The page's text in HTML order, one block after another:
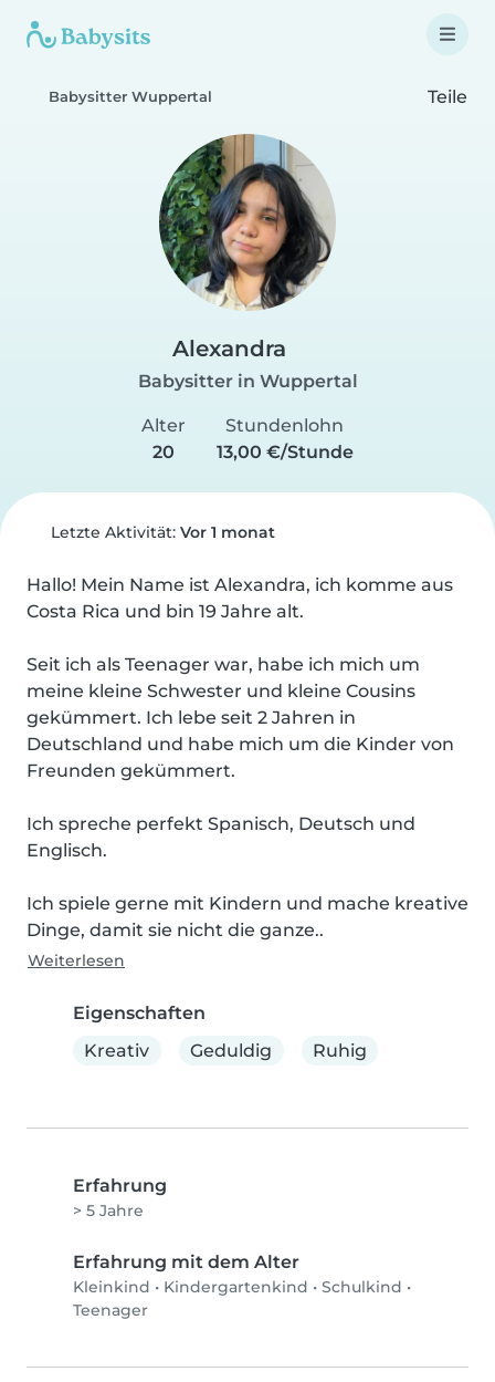
Babysitter Wuppertal Teile
Alexandra
Babysitter in Wuppertal
Alter
20
Stundenlohn
13,00 €/Stunde
Letzte Aktivität: Vor 1 monat
Hallo! Mein Name ist Alexandra, ich komme aus
Costa Rica und bin 19 Jahre alt.
Seit ich als Teenager war, habe ich mich um
meine kleine Schwester und kleine Cousins
gekümmert. Ich lebe seit 2 Jahren in
Deutschland und habe mich um die Kinder von
Freunden gekümmert.
Ich spreche perfekt Spanisch, Deutsch und
Englisch.
Ich spiele gerne mit Kindern und mache kreative
Dinge, damit sie nicht die ganze..
Weiterlesen
Eigenschaften
Kreativ
Geduldig Ruhig
Erfahrung
> 5 Jahre
Erfahrung mit dem Alter
Kleinkind • Kindergartenkind • Schulkind •
Teenager